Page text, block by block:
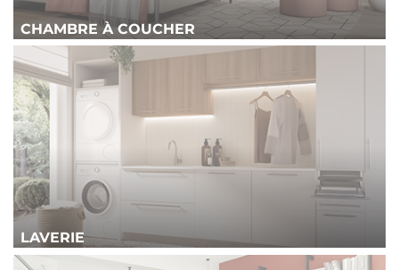
CHAMBRE À COUCHER
LAVERIE